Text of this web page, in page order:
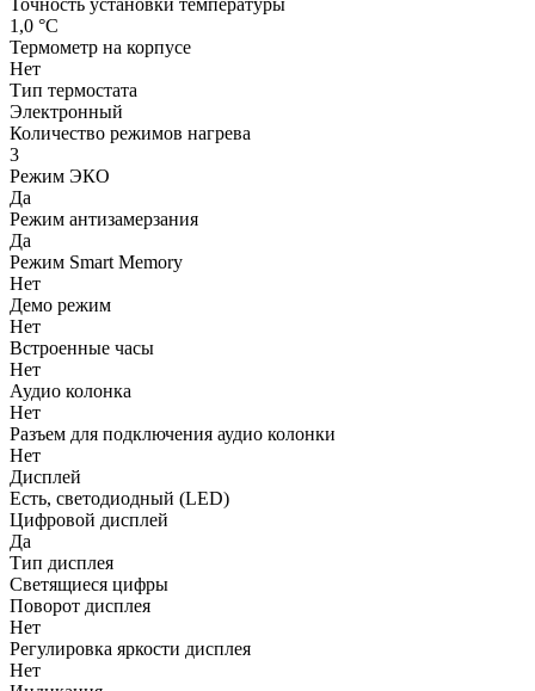
Точность установки температуры
1,0 °С
Термометр на корпусе
Нет
Тип термостата
Электронный
Количество режимов нагрева
3
Режим ЭКО
Да
Режим антизамерзания
Да
Режим Smart Memory
Нет
Демо режим
Нет
Встроенные часы
Нет
Аудио колонка
Нет
Разъем для подключения аудио колонки
Нет
Дисплей
Есть, светодиодный (LED)
Цифровой дисплей
Да
Тип дисплея
Светящиеся цифры
Поворот дисплея
Нет
Регулировка яркости дисплея
Нет